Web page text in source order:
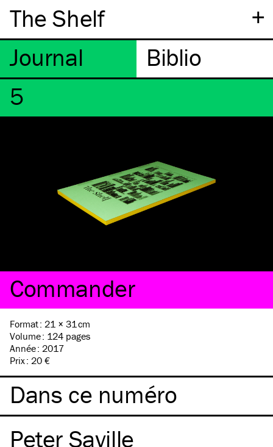
+
The Shelf
5
Format: 21 × 31 cm
Volume: 124 pages
Année: 2017
Prix: 20 €
Dans ce numéro
Peter Saville